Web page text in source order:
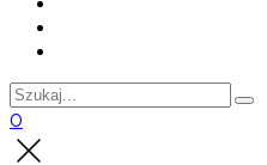
0